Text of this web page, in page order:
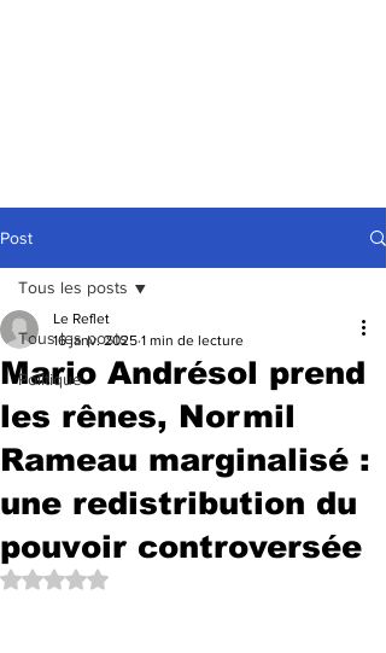
Post
Tous les posts
Politique
Tous les posts
Mario Andrésol prend
les rênes, Normil
Rameau marginalisé :
une redistribution du
pouvoir controversée
Le Reflet
16 janv. 2025 1 min de lecture
Noté NaN étoiles sur 5.